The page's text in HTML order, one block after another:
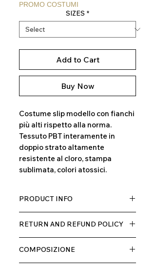
PROMO COSTUMI
SIZES *
Add to Cart
Buy Now
Costume slip modello con fianchi
più alti rispetto alla norma.
Tessuto PBT interamente in
doppio strato altamente
resistente al cloro, stampa
sublimata, colori atossici.
PRODUCT INFO
di elastane, molto comodo per chi lo
indossa grazia alla sua elastcità, in
doppio strato con fodera.
RETURN AND REFUND POLICY
entro 10 giorni dal ricevimento,
rimborseremo il cliente, escluse le
COMPOSIZIONE